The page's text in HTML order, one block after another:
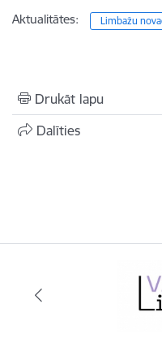
Aktualitātes: Limbažu
Drukāt lapu
Dalīties